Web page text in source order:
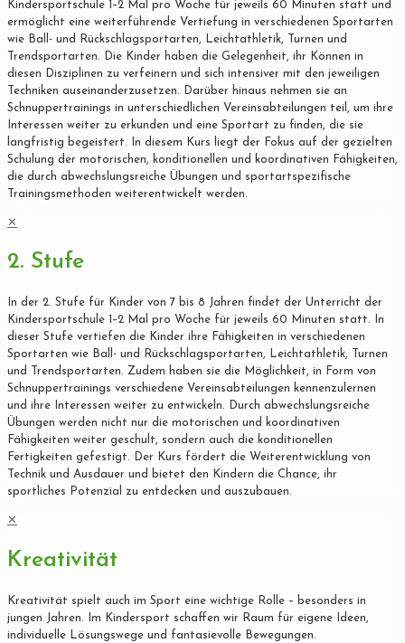
Kindersportschule 1–2 Mal pro Woche für jeweils 60 Minuten statt und
ermöglicht eine weiterführende Vertiefung in verschiedenen Sportarten
wie Ball- und Rückschlagsportarten, Leichtathletik, Turnen und
Trendsportarten. Die Kinder haben die Gelegenheit, ihr Können in
diesen Disziplinen zu verfeinern und sich intensiver mit den jeweiligen
Techniken auseinanderzusetzen. Darüber hinaus nehmen sie an
Schnuppertrainings in unterschiedlichen Vereinsabteilungen teil, um ihre
Interessen weiter zu erkunden und eine Sportart zu finden, die sie
langfristig begeistert. In diesem Kurs liegt der Fokus auf der gezielten
Schulung der motorischen, konditionellen und koordinativen Fähigkeiten,
die durch abwechslungsreiche Übungen und sportartspezifische
Trainingsmethoden weiterentwickelt werden.
✕
2. Stufe
In der 2. Stufe für Kinder von 7 bis 8 Jahren findet der Unterricht der
Kindersportschule 1–2 Mal pro Woche für jeweils 60 Minuten statt. In
dieser Stufe vertiefen die Kinder ihre Fähigkeiten in verschiedenen
Sportarten wie Ball- und Rückschlagsportarten, Leichtathletik, Turnen
und Trendsportarten. Zudem haben sie die Möglichkeit, in Form von
Schnuppertrainings verschiedene Vereinsabteilungen kennenzulernen
und ihre Interessen weiter zu entwickeln. Durch abwechslungsreiche
Übungen werden nicht nur die motorischen und koordinativen
Fähigkeiten weiter geschult, sondern auch die konditionellen
Fertigkeiten gefestigt. Der Kurs fördert die Weiterentwicklung von
Technik und Ausdauer und bietet den Kindern die Chance, ihr
sportliches Potenzial zu entdecken und auszubauen.
✕
Kreativität
Kreativität spielt auch im Sport eine wichtige Rolle – besonders in
jungen Jahren. Im Kindersport schaffen wir Raum für eigene Ideen,
individuelle Lösungswege und fantasievolle Bewegungen.